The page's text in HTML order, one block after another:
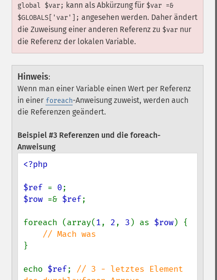
global $var; kann als Abkürzung für $var =&
$GLOBALS['var']; angesehen werden. Daher ändert
die Zuweisung einer anderen Referenz zu $var nur
die Referenz der lokalen Variable.
Hinweis:
Wenn man einer Variable einen Wert per Referenz
in einer foreach-Anweisung zuweist, werden auch
die Referenzen geändert.
Beispiel #3 Referenzen und die foreach-
Anweisung
<?php
$ref = 0
$row =& $ref;
foreach (array(1, 2, 3 ) as $row) {
}
echo $ref; // 3 - letztes Element